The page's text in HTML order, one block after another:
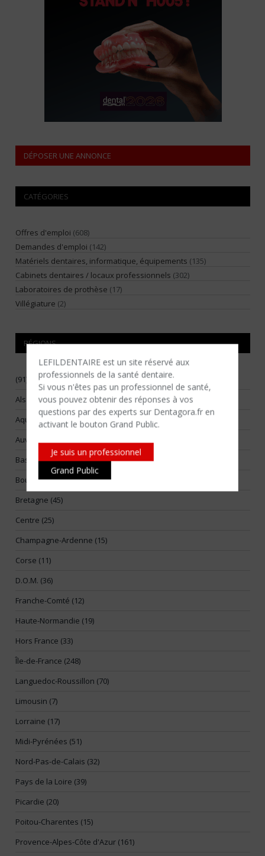
LEFILDENTAIRE est un site réservé aux
professionnels de la santé dentaire.
Si vous n'êtes​ pas un professionnel de santé,
vous pouvez obtenir des réponses à vos
questions par des experts sur Dentagora.fr en
activant le bouton Grand Public.
Je suis un professionnel
Grand Public
DÉPOSER UNE ANNONCE
CATÉGORIES
Offres d'emploi (608)
Demandes d'emploi (142)
Matériels dentaires, informatique, équipements (135)
Cabinets dentaires / locaux professionnels (302)
Laboratoires de prothèse (17)
Villégiature (2)
RÉGIONS
(91)
Alsace (17)
Aquitaine (55)
Auvergne (14)
Basse-Normandie (25)
Bourgogne (26)
Bretagne (45)
Centre (25)
Champagne-Ardenne (15)
Corse (11)
D.O.M. (36)
Franche-Comté (12)
Haute-Normandie (19)
Hors France (33)
Île-de-France (248)
Languedoc-Roussillon (70)
Limousin (7)
Lorraine (17)
Midi-Pyrénées (51)
Nord-Pas-de-Calais (32)
Pays de la Loire (39)
Picardie (20)
Poitou-Charentes (15)
Provence-Alpes-Côte d'Azur (161)